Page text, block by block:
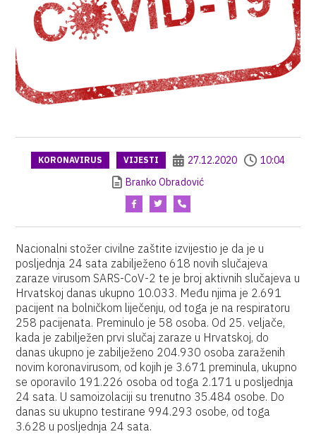
KORONAVIRUS VIJESTI 27.12.2020
10:04
Branko Obradović
Nacionalni stožer civilne zaštite izvijestio je da je u
posljednja 24 sata zabilježeno 618 novih slučajeva
zaraze virusom SARS-CoV-2 te je broj aktivnih slučajeva u
Hrvatskoj danas ukupno 10.033. Među njima je 2.691
pacijent na bolničkom liječenju, od toga je na respiratoru
258 pacijenata. Preminulo je 58 osoba. Od 25. veljače,
kada je zabilježen prvi slučaj zaraze u Hrvatskoj, do
danas ukupno je zabilježeno 204.930 osoba zaraženih
novim koronavirusom, od kojih je 3.671 preminula, ukupno
se oporavilo 191.226 osoba od toga 2.171 u posljednja
24 sata. U samoizolaciji su trenutno 35.484 osobe. Do
danas su ukupno testirane 994.293 osobe, od toga
3.628 u posljednja 24 sata.